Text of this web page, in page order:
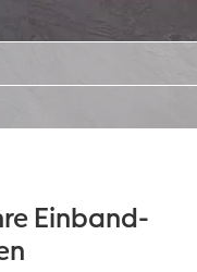
durch Ihre
liegen die
Einband-